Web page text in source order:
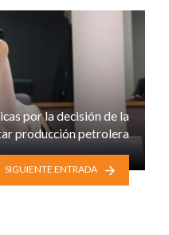
por la decisión de la
producción petrolera
SIGUIENTE ENTRADA